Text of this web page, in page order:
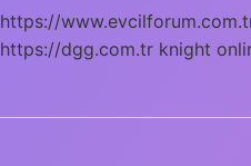
Alır
https://
https://dgg.com.tr knight